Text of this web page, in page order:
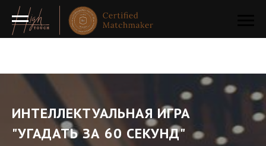
ИНТЕЛЛЕКТУАЛЬНАЯ ИГРА
"УГАДАТЬ ЗА 60 СЕКУНД"